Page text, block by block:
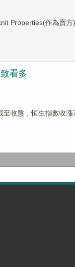
Properties(作為賣
看多
收盤，恒生指數收